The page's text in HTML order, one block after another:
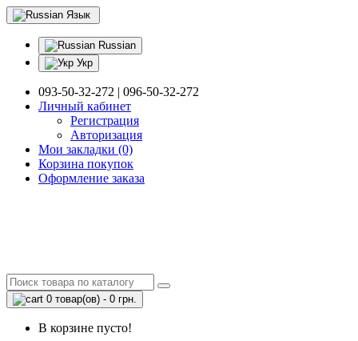
Язык
Russian
Укр
093-50-32-272 | 096-50-32-272
Личный кабинет
Регистрация
Авторизация
Мои закладки (0)
Корзина покупок
Оформление заказа
0 товар(ов) - 0 грн.
В корзине пусто!